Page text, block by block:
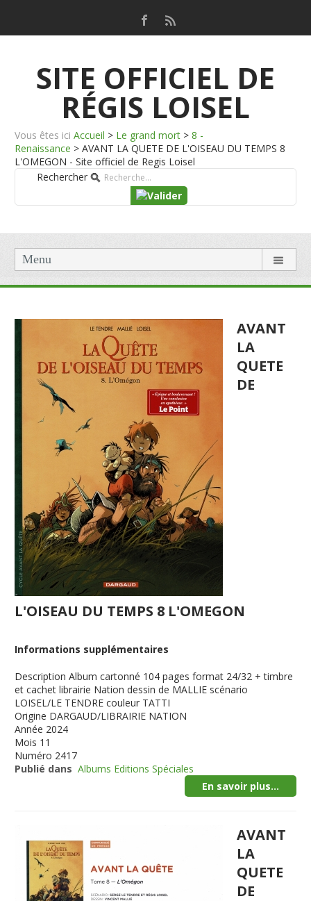
SITE OFFICIEL DE
RÉGIS LOISEL
Vous êtes ici Accueil > Le grand mort > 8 -
Renaissance > AVANT LA QUETE DE L'OISEAU DU TEMPS 8
L'OMEGON - Site officiel de Regis Loisel
Rechercher
Menu
AVANT
LA
QUETE
DE
L'OISEAU DU TEMPS 8 L'OMEGON
Informations supplémentaires
Description Album cartonné 104 pages format 24/32 + timbre
et cachet librairie Nation dessin de MALLIE scénario
LOISEL/LE TENDRE couleur TATTI
Origine DARGAUD/LIBRAIRIE NATION
Année 2024
Mois 11
Numéro 2417
Publié dans Albums Editions Spéciales
En savoir plus...
AVANT
LA
QUETE
DE